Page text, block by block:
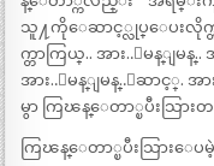
သူ႔ကိုေဆာင့္လုပ္ေပးလိုက္တ
က္တာကြယ္.. အား..ျမန္ျမန္
အား..ျမန္ျမန္..ေဆာင့္.
မွာ ကြၽန္ေတာ္ၿပီးသြား
ကြၽန္ေတာ္ၿပီးသြား